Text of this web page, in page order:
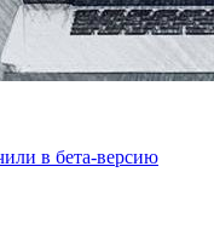
в бета-версию